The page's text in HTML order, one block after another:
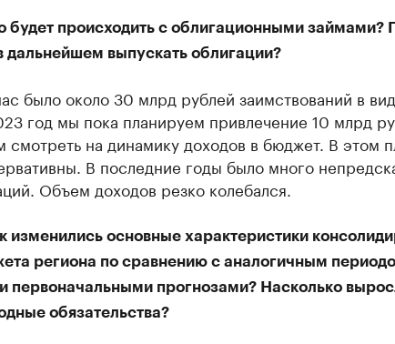
будет происходить с облигационными займами?
дальнейшем выпускать облигации?
было около 30 млрд рублей заимствований в
год мы пока планируем привлечение 10 млрд
смотреть на динамику доходов в бюджет. В этом
В последние годы было много
Объем доходов резко колебался.
изменились основные характеристики
региона по сравнению с аналогичным
первоначальными прогнозами? Насколько
обязательства?